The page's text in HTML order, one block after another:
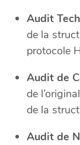
Audit
de la
protocole
Audit de
de
de la
Audit de